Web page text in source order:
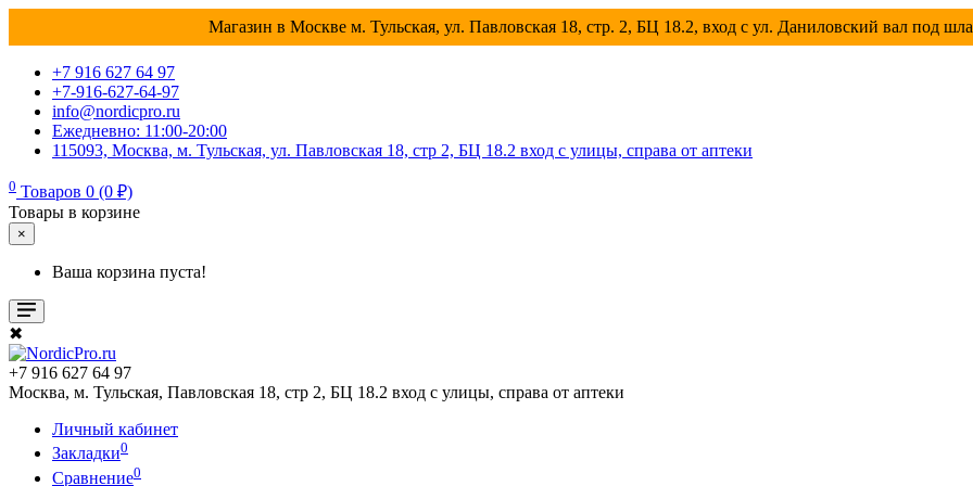
Магазин в Москве м. Тульская, ул. Павловская 18, стр. 2, БЦ 18.2, вход с ул. Даниловский вал под
+7 916 627 64 97
+7-916-627-64-97
info@nordicpro.ru
Ежедневно: 11:00-20:00
115093, Москва, м. Тульская, ул. Павловская 18, стр 2, БЦ 18.2 вход с улицы, справа от аптеки
0 Товаров 0 (0 ₽)
Товары в корзине
×
Ваша корзина пуста!
✖
+7 916 627 64 97
Москва, м. Тульская, Павловская 18, стр 2, БЦ 18.2 вход с улицы, справа от аптеки
Личный кабинет
Закладки0
Сравнение0